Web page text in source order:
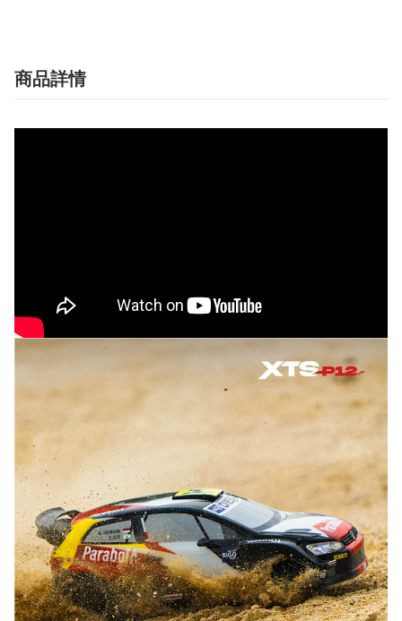
商品詳情